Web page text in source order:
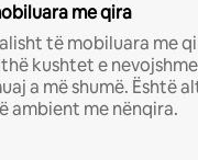
me qira
të mobiluara me
kushtet e
a më shumë. Është
ambient me nënqira.